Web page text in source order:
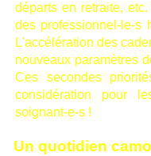
départs en retraite,
des professionnel-le-s
L'accélération des
nouveaux paramètres
Ces secondes
considération pour
soignant-e-s !
Un quotidien